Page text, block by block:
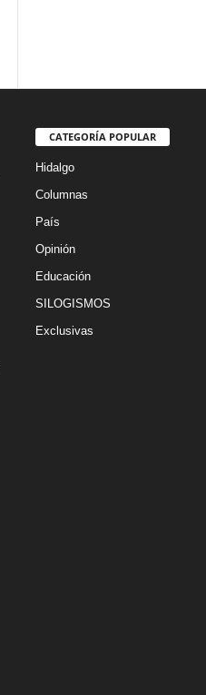
CATEGORÍA POPULAR
Hidalgo
Columnas
País
Opinión
Educación
SILOGISMOS
Exclusivas